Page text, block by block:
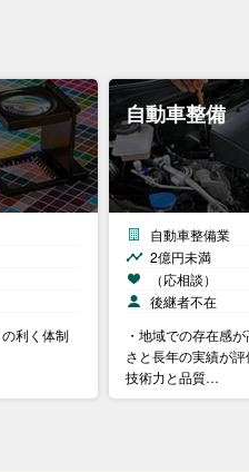
利く体制
自動車整備
自動車整備業
2億円未満
（応相談）
後継者不在
・地域での存在感
さと長年の実績が評
技術力と品質…